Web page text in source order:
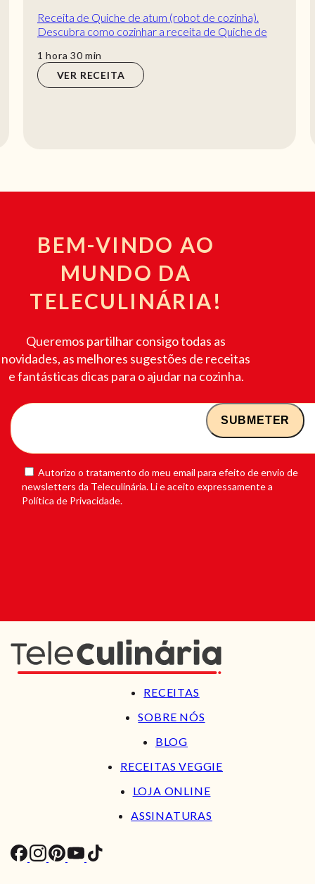
Receita de Quiche de atum (robot de cozinha).
Descubra como cozinhar a receita de Quiche de
1hora
hora 30min
min
VER RECEITA
BEM-VINDO AO
MUNDO DA
TELECULINÁRIA!
Queremos partilhar consigo todas as
novidades, as melhores sugestões de receitas
e fantásticas dicas para o ajudar na cozinha.
Autorizo o tratamento do meu email para efeito de envio de
newsletters da Teleculinária. Li e aceito expressamente a
Política de Privacidade.
RECEITAS
SOBRE NÓS
BLOG
RECEITAS VEGGIE
LOJA ONLINE
ASSINATURAS